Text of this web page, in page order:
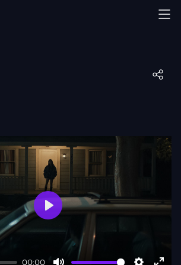
00:00
Play